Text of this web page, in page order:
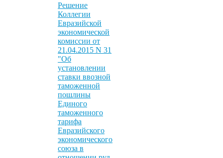
Решение
Коллегии
Евразийской
экономической
комиссии от
21.04.2015 N 31
"Об
установлении
ставки ввозной
таможенной
пошлины
Единого
таможенного
тарифа
Евразийского
экономического
союза в